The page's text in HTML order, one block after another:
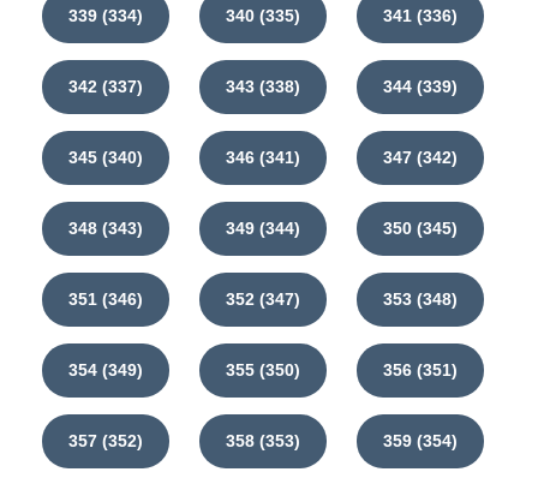
339 (334) 340 (335) 341 (336)
342 (337) 343 (338) 344 (339)
345 (340) 346 (341) 347 (342)
348 (343) 349 (344) 350 (345)
351 (346) 352 (347) 353 (348)
354 (349) 355 (350) 356 (351)
357 (352) 358 (353) 359 (354)